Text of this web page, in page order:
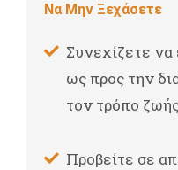
Να Μην Ξεχάσετε
Συνεχίζετε να
ως προς την
τον τρόπο
Προβείτε σε